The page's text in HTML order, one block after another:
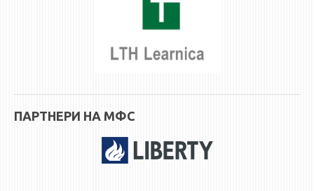
ИНФОРМАЦИИ ОД ЈАВЕН КАРАКТЕР
ПАРТНЕРИ НА МФС